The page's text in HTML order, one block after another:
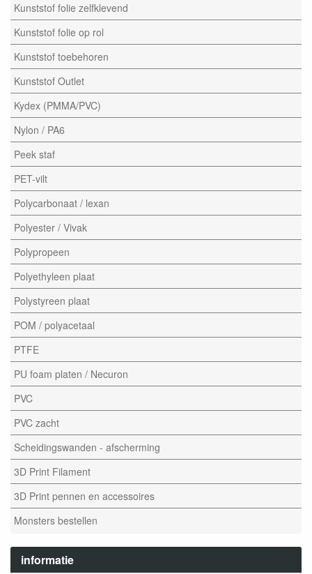
Kunststof folie zelfklevend
Kunststof folie op rol
Kunststof toebehoren
Kunststof Outlet
Kydex (PMMA/PVC)
Nylon / PA6
Peek staf
PET-vilt
Polycarbonaat / lexan
Polyester / Vivak
Polypropeen
Polyethyleen plaat
Polystyreen plaat
POM / polyacetaal
PTFE
PU foam platen / Necuron
PVC
PVC zacht
Scheidingswanden - afscherming
3D Print Filament
3D Print pennen en accessoires
Monsters bestellen
informatie